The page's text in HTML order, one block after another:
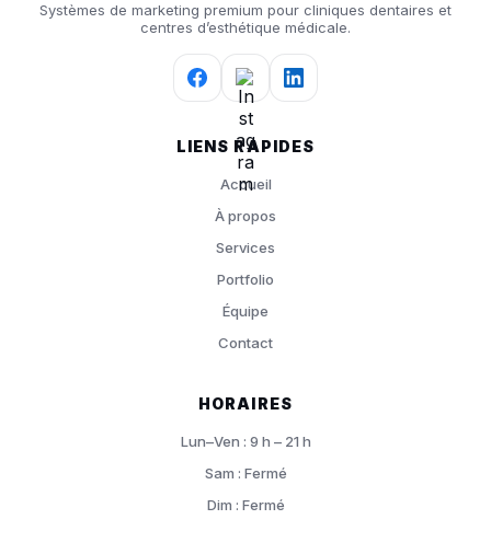
Systèmes de marketing premium pour cliniques dentaires et
centres d’esthétique médicale.
LIENS RAPIDES
Accueil
À propos
Services
Portfolio
Équipe
Contact
HORAIRES
Lun–Ven : 9 h – 21 h
Sam : Fermé
Dim : Fermé